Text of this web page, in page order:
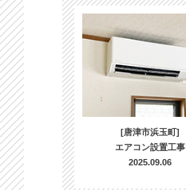
[唐津市浜玉町]
エアコン設置工事
2025.09.06